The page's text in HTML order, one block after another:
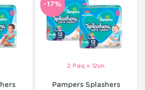
-17%
2 Paq x 12un.
Pampers Splashers